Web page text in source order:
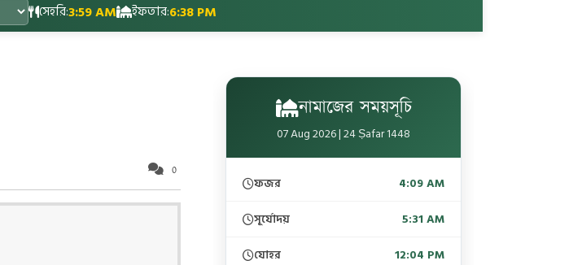
সেহরি:3:59 AM ইফতার:6:38 PM
0
নামাজের সময়সূচি
07 Aug 2026 | 24 Ṣafar 1448
ফজর
4:09 AM
সূর্যোদয়
5:31 AM
যোহর
12:04 PM